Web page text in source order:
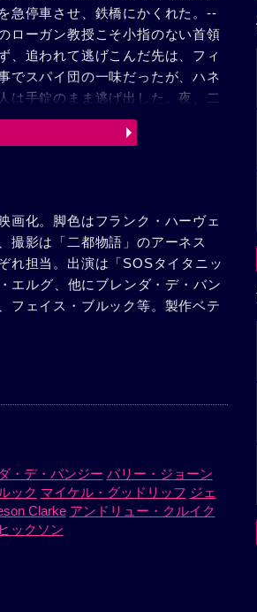
急停車させ、鉄橋にかくれた。--
ローガン教授こそ小指のない首領
、追われて逃げこんだ先は、フィ
でスパイ団の一味だったが、ハネ
は手錠のまま逃げ出した。夜、二
ついた偽刑事の電話をきき、始め
る。電話の言葉「パレス、十一時
け出たが、信用されなかった。ミ
けた時、特別席から銃声が起り、
彼に記憶させたあげく、国外に
ろん結ばれ、やっと二人だけのこ
画化。脚色はフランク・ハーヴェ
撮影は「二都物語」のアーネス
れ担当。出演は「SOSタイタニッ
エルグ、他にブレンダ・デ・バン
フェイス・ブルック等。製作ベテ
・デ・バンジー バリー・ジョーン
ック マイケル・グッドリッフ ジェ
Clarke アンドリュー・クルイク
ックソン